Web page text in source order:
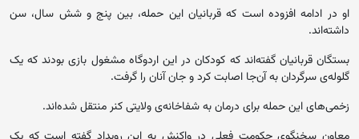
او در ادامه افزوده است که قربانیان این حمله، بین پنج و شش سال، سن
داشته‌اند.
بستگان قربانیان گفته‌اند که کودکان در این اردوگاه مشغول بازی بودند که یک
گلوله‌ی سرگردان به آن‌جا اصابت کرد و جان آنان را گرفت.
زخمی‌های این حمله برای درمان به شفاخانه‌ی ولایتی کنر منتقل شده‌اند.